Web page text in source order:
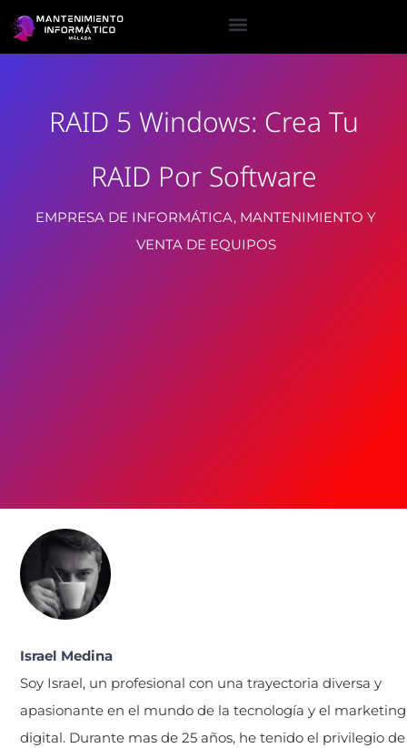
RAID 5 Windows: Crea Tu
RAID Por Software
EMPRESA DE INFORMÁTICA, MANTENIMIENTO Y
VENTA DE EQUIPOS
Israel Medina
Soy Israel, un profesional con una trayectoria diversa y
apasionante en el mundo de la tecnología y el marketing
digital. Durante mas de 25 años, he tenido el privilegio de